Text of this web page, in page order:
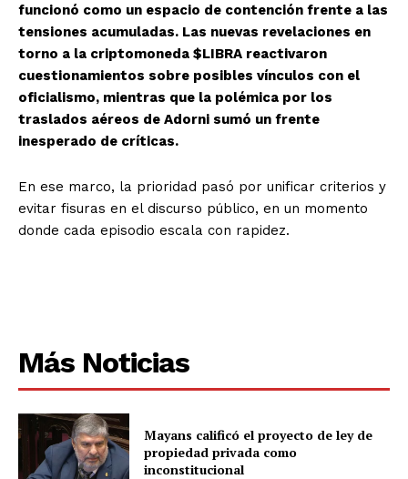
funcionó como un espacio de contención frente a las
tensiones acumuladas. Las nuevas revelaciones en
torno a la criptomoneda $LIBRA reactivaron
cuestionamientos sobre posibles vínculos con el
oficialismo, mientras que la polémica por los
traslados aéreos de Adorni sumó un frente
inesperado de críticas.
En ese marco, la prioridad pasó por unificar criterios y
evitar fisuras en el discurso público, en un momento
donde cada episodio escala con rapidez.
Más Noticias
Mayans calificó el proyecto de ley de
propiedad privada como
inconstitucional